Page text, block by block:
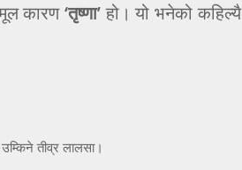
कारण‘तृष्णा’हो। यो भनेको कहिल्यै
तीव्र लालसा।